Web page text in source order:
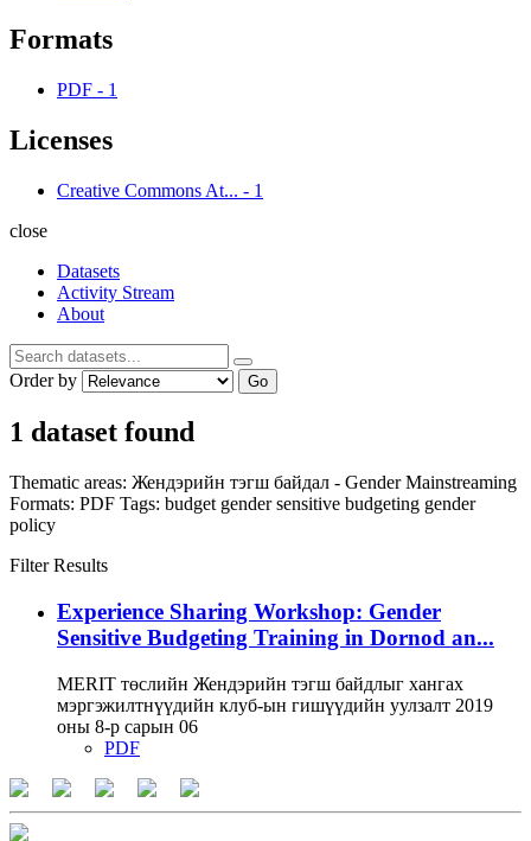
Formats
PDF - 1
Licenses
Creative Commons At... - 1
close
Datasets
Activity Stream
About
Order by Go
1 dataset found
Thematic areas: Жендэрийн тэгш байдал - Gender Mainstreaming
Formats: PDF Tags: budget gender sensitive budgeting gender
policy
Filter Results
Experience Sharing Workshop: Gender
Sensitive Budgeting Training in Dornod an...
MERIT төслийн Жендэрийн тэгш байдлыг хангах
мэргэжилтнүүдийн клуб-ын гишүүдийн уулзалт 2019
оны 8-р сарын 06
PDF